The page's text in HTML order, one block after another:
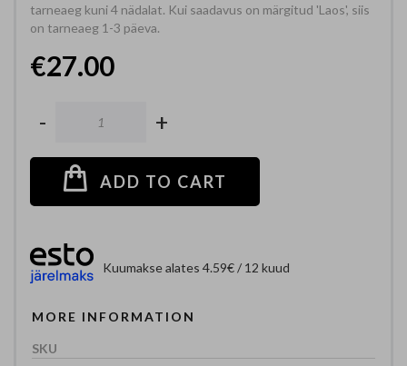
tarneaeg kuni 4 nädalat. Kui saadavus on märgitud 'Laos', siis
on tarneaeg 1-3 päeva.
€27.00
- +
ADD TO CART
Kuumakse alates 4.59€ / 12 kuud
MORE INFORMATION